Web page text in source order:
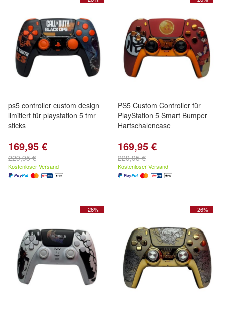
ps5 controller custom design
limitiert für playstation 5 tmr
sticks
169,95 €
229,95 €
Kostenloser Versand
PS5 Custom Controller für
PlayStation 5 Smart Bumper
Hartschalencase
169,95 €
229,95 €
Kostenloser Versand
- 26% - 26%